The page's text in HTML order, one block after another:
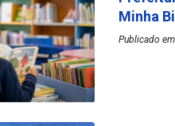
Minha
Publicado